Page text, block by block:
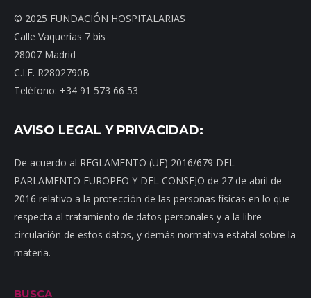
© 2025 FUNDACIÓN HOSPITALARIAS
Calle Vaquerías 7 bis
28007 Madrid
C.I.F. R2802790B
Teléfono: +34 91 573 66 53
AVISO LEGAL Y PRIVACIDAD:
De acuerdo al REGLAMENTO (UE) 2016/679 DEL
PARLAMENTO EUROPEO Y DEL CONSEJO de 27 de abril de
2016 relativo a la protección de las personas físicas en lo que
respecta al tratamiento de datos personales y a la libre
circulación de estos datos, y demás normativa estatal sobre la
materia.
BUSCA